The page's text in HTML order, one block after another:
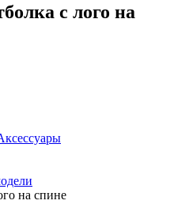
с лого на
на спине